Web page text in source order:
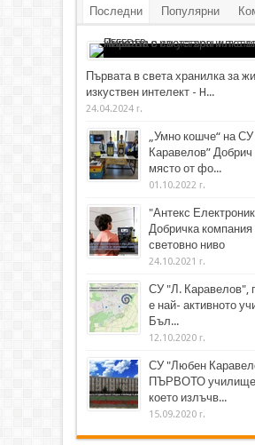
Последни Популярни
Първата в света хранилка за
изкуствен интелект - H...
24.04.2024 г.
„Умно кошче“ на СУ
Каравелов” Добрич
място от фо...
01.10.2022 г.
"Антекс
Добричка компания
световно ниво
24.10.2021 г.
СУ "Л. Каравелов",
е най- активното
Бъл...
12.10.2020 г.
СУ "Любен
ПЪРВОТО училище
което излъчв...
15.09.2020 г.